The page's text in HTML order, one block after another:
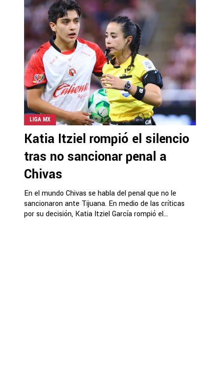
LIGA MX
Katia Itziel rompió el silencio
tras no sancionar penal a
Chivas
En el mundo Chivas se habla del penal que no le
sancionaron ante Tijuana. En medio de las críticas
por su decisión, Katia Itziel García rompió el...